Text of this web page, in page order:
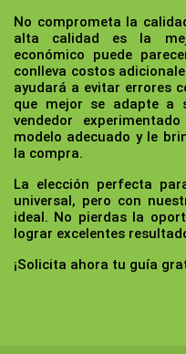
No comprometa la
alta calidad es la
económico puede
conlleva costos
ayudará a evitar errores
que mejor se adapte a
vendedor
modelo adecuado y le
la compra.
La elección perfecta
universal, pero con
ideal. No pierdas la
lograr excelentes
¡Solicita ahora tu guía